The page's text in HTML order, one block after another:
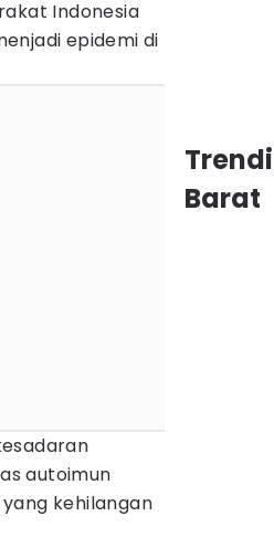
Indonesia
epidemi di
autoimun
kehilangan
Barat